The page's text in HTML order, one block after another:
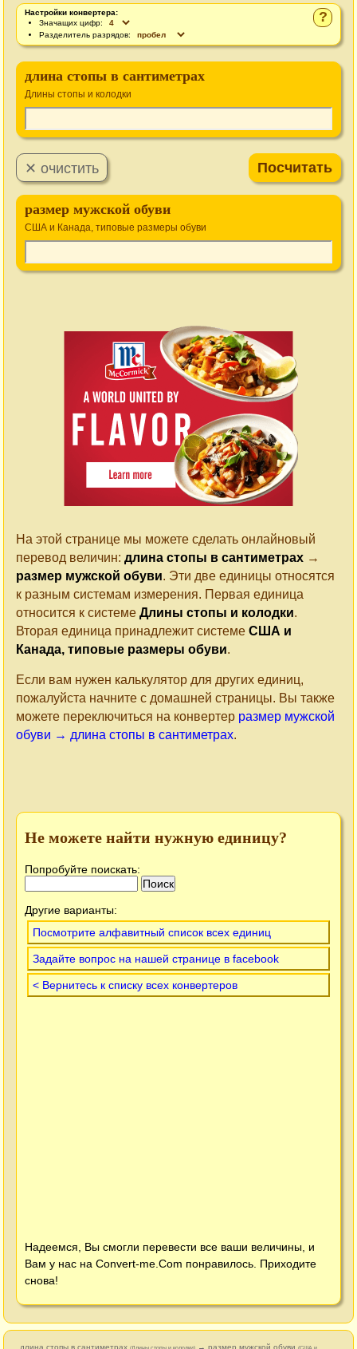
?
Настройки конвертера:
Значащих цифр:
Разделитель разрядов:
длина стопы в сантиметрах
Длины стопы и колодки
размер мужской обуви
США и Канада, типовые размеры обуви
На этой странице мы можете сделать онлайновый
перевод величин: длина стопы в сантиметрах →
размер мужской обуви. Эти две единицы относятся
к разным системам измерения. Первая единица
относится к системе Длины стопы и колодки.
Вторая единица принадлежит системе США и
Канада, типовые размеры обуви.
Если вам нужен калькулятор для других единиц,
пожалуйста начните с домашней страницы. Вы также
можете переключиться на конвертер размер мужской
обуви → длина стопы в сантиметрах.
Не можете найти нужную единицу?
Попробуйте поискать:
Другие варианты:
Посмотрите алфавитный список всех единиц
Задайте вопрос на нашей странице в facebook
< Вернитесь к списку всех конвертеров
Надеемся, Вы смогли перевести все ваши величины, и
Вам у нас на Convert-me.Com понравилось. Приходите
снова!
длина стопы в сантиметрах → размер мужской обуви